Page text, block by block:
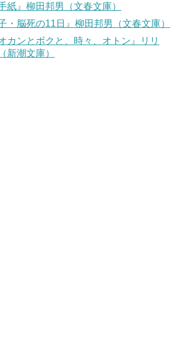
紙』柳田邦男（文春文庫）
・脳死の11日』柳田邦男（文春文庫）
カンとボクと、時々、オトン』リリ
新潮文庫）